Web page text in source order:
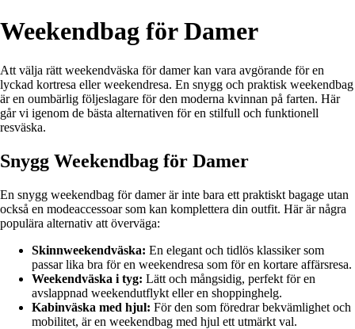
Weekendbag för Damer
Att välja rätt weekendväska för damer kan vara avgörande för en
lyckad kortresa eller weekendresa. En snygg och praktisk weekendbag
är en oumbärlig följeslagare för den moderna kvinnan på farten. Här
går vi igenom de bästa alternativen för en stilfull och funktionell
resväska.
Snygg Weekendbag för Damer
En snygg weekendbag för damer är inte bara ett praktiskt bagage utan
också en modeaccessoar som kan komplettera din outfit. Här är några
populära alternativ att överväga:
Skinnweekendväska: En elegant och tidlös klassiker som
passar lika bra för en weekendresa som för en kortare affärsresa.
Weekendväska i tyg: Lätt och mångsidig, perfekt för en
avslappnad weekendutflykt eller en shoppinghelg.
Kabinväska med hjul: För den som föredrar bekvämlighet och
mobilitet, är en weekendbag med hjul ett utmärkt val.